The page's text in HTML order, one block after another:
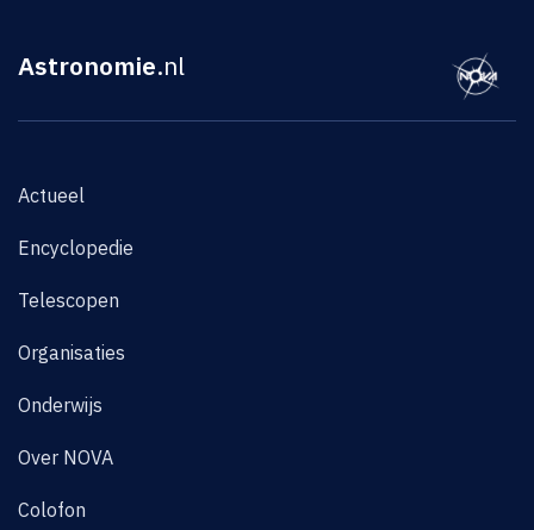
Astronomie.nl
Actueel
Encyclopedie
Telescopen
Organisaties
Onderwijs
Over NOVA
Colofon